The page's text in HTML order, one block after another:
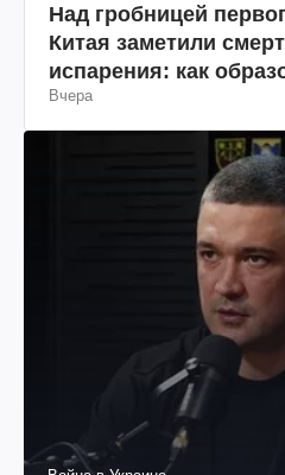
Над гробницей
Китая заметили
испарения: как
Вчера